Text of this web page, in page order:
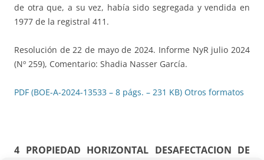
de otra que, a su vez, había sido segregada y vendida en
1977 de la registral 411.
Resolución de 22 de mayo de 2024. Informe NyR julio 2024
(Nº 259), Comentario: Shadia Nasser García.
PDF (BOE-A-2024-13533 – 8 págs. – 231 KB) Otros formatos
4 PROPIEDAD HORIZONTAL DESAFECTACION DE